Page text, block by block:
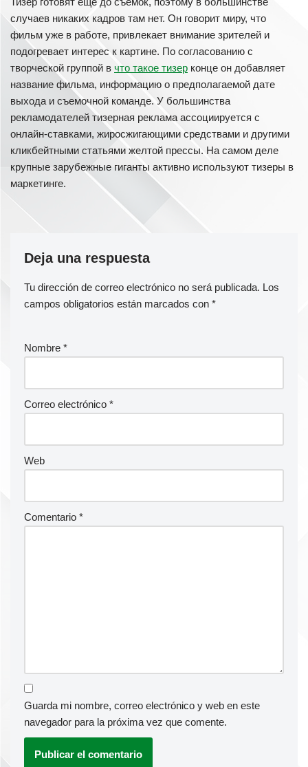
случаев никаких кадров там нет. Он говорит миру, что
фильм уже в работе, привлекает внимание зрителей и
подогревает интерес к картине. По согласованию с
творческой группой в что такое тизер конце он добавляет
название фильма, информацию о предполагаемой дате
выхода и съемочной команде. У большинства
рекламодателей тизерная реклама ассоциируется с
онлайн-ставками, жиросжигающими средствами и другими
кликбейтными статьями желтой прессы. На самом деле
крупные зарубежные гиганты активно используют тизеры в
маркетинге.
Deja una respuesta
Tu dirección de correo electrónico no será publicada. Los
campos obligatorios están marcados con *
Nombre *
Correo electrónico *
Web
Comentario *
Guarda mi nombre, correo electrónico y web en este
navegador para la próxima vez que comente.